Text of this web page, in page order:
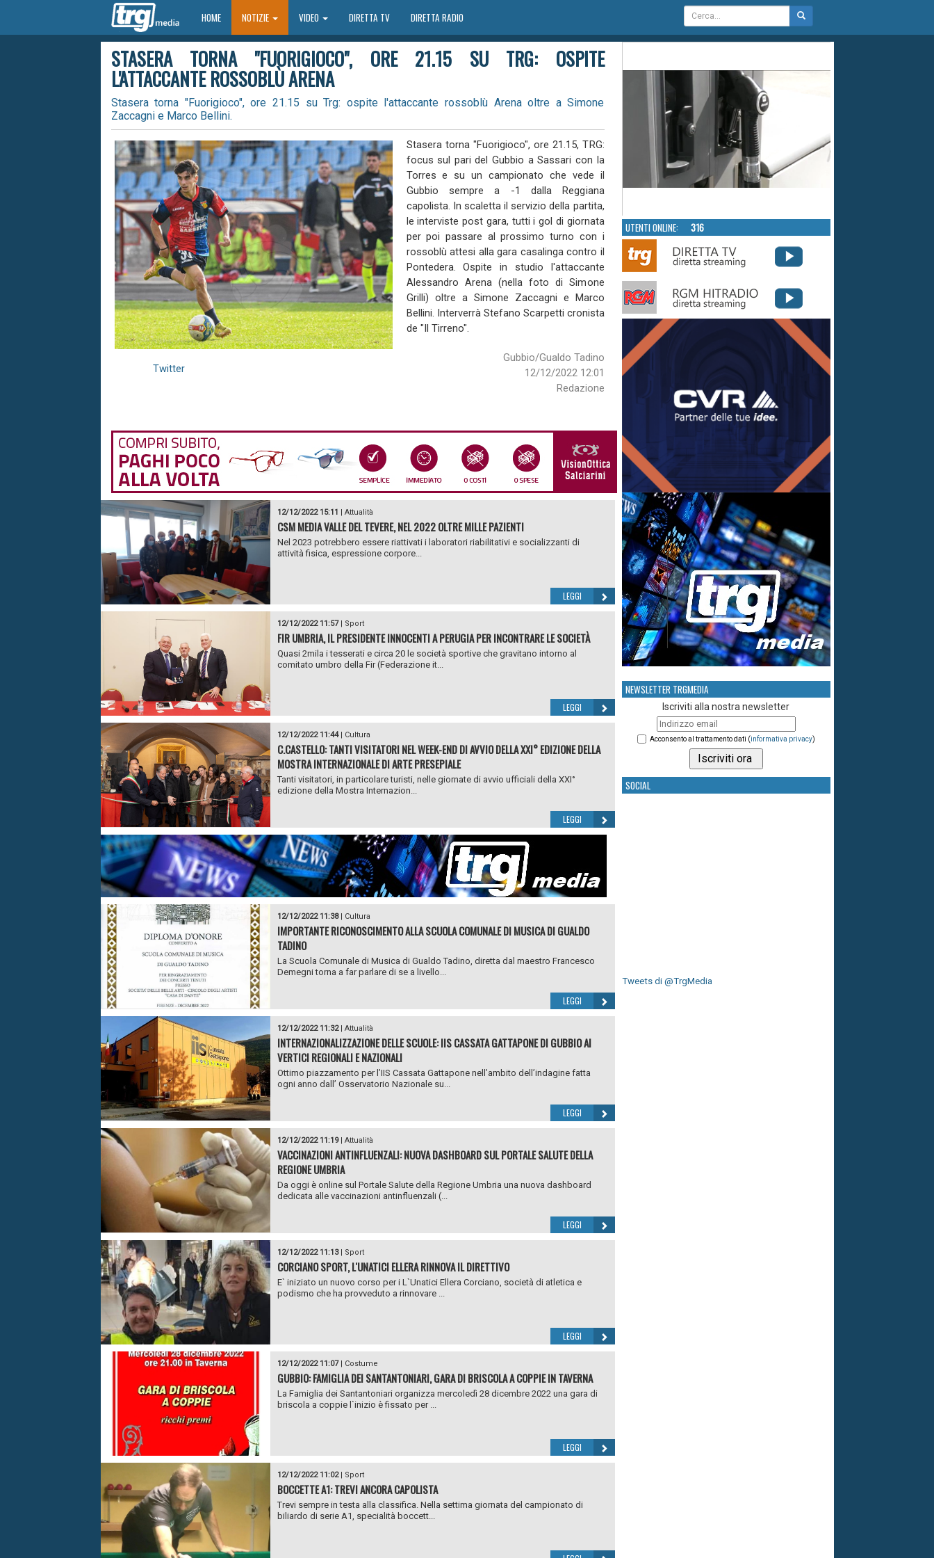
HOMEHOME NOTIZIE VIDEO DIRETTA TV DIRETTA RADIO
STASERA TORNA "FUORIGIOCO", ORE 21.15 SU TRG: OSPITE
L'ATTACCANTE ROSSOBLÙ ARENA
Stasera torna "Fuorigioco", ore 21.15 su Trg: ospite l'attaccante rossoblù Arena oltre a Simone
Zaccagni e Marco Bellini.
Stasera torna "Fuorigioco", ore 21.15, TRG:
focus sul pari del Gubbio a Sassari con la
Torres e su un campionato che vede il
Gubbio sempre a -1 dalla Reggiana
capolista. In scaletta il servizio della partita,
le interviste post gara, tutti i gol di giornata
per poi passare al prossimo turno con i
rossoblù attesi alla gara casalinga contro il
Pontedera. Ospite in studio l'attaccante
Alessandro Arena (nella foto di Simone
Grilli) oltre a Simone Zaccagni e Marco
Bellini. Interverrà Stefano Scarpetti cronista
de "Il Tirreno".
Gubbio/Gualdo Tadino
12/12/2022 12:01
Redazione
Twitter
12/12/2022 15:11 | Attualità
CSM MEDIA VALLE DEL TEVERE, NEL 2022 OLTRE MILLE PAZIENTI
Nel 2023 potrebbero essere riattivati i laboratori riabilitativi e socializzanti di
attività fisica, espressione corpore...
LEGGI
12/12/2022 11:57| Sport
FIR UMBRIA, IL PRESIDENTE INNOCENTI A PERUGIA PER INCONTRARE LE SOCIETÀ
Quasi 2mila i tesserati e circa 20 le società sportive che gravitano intorno al
comitato umbro della Fir (Federazione it...
LEGGI
12/12/2022 11:44| Cultura
C.CASTELLO: TANTI VISITATORI NEL WEEK-END DI AVVIO DELLA XXI° EDIZIONE DELLA
MOSTRA INTERNAZIONALE DI ARTE PRESEPIALE
Tanti visitatori, in particolare turisti, nelle giornate di avvio ufficiali della XXI°
edizione della Mostra Internazion...
LEGGI
12/12/2022 11:38| Cultura
IMPORTANTE RICONOSCIMENTO ALLA SCUOLA COMUNALE DI MUSICA DI GUALDO
TADINO
La Scuola Comunale di Musica di Gualdo Tadino, diretta dal maestro Francesco
Demegni torna a far parlare di se a livello...
LEGGI
12/12/2022 11:32| Attualità
INTERNAZIONALIZZAZIONE DELLE SCUOLE: IIS CASSATA GATTAPONE DI GUBBIO AI
VERTICI REGIONALI E NAZIONALI
Ottimo piazzamento per l’IIS Cassata Gattapone nell’ambito dell’indagine fatta
ogni anno dall’ Osservatorio Nazionale su...
LEGGI
12/12/2022 11:19| Attualità
VACCINAZIONI ANTINFLUENZALI: NUOVA DASHBOARD SUL PORTALE SALUTE DELLA
REGIONE UMBRIA
Da oggi è online sul Portale Salute della Regione Umbria una nuova dashboard
dedicata alle vaccinazioni antinfluenzali (...
LEGGI
12/12/2022 11:13| Sport
CORCIANO SPORT, L'UNATICI ELLERA RINNOVA IL DIRETTIVO
E` iniziato un nuovo corso per i L`Unatici Ellera Corciano, società di atletica e
podismo che ha provveduto a rinnovare ...
LEGGI
12/12/2022 11:07| Costume
GUBBIO: FAMIGLIA DEI SANTANTONIARI, GARA DI BRISCOLA A COPPIE IN TAVERNA
La Famiglia dei Santantoniari organizza mercoledì 28 dicembre 2022 una gara di
briscola a coppie l`inizio è fissato per ...
LEGGI
12/12/2022 11:02| Sport
BOCCETTE A1: TREVI ANCORA CAPOLISTA
Trevi sempre in testa alla classifica. Nella settima giornata del campionato di
biliardo di serie A1, specialità boccett...
UTENTI ONLINE: 316
NEWSLETTER TRGMEDIA
Iscriviti alla nostra newsletter
Acconsento al trattamento dati (informativa privacy)
SOCIAL
Tweets di @TrgMedia